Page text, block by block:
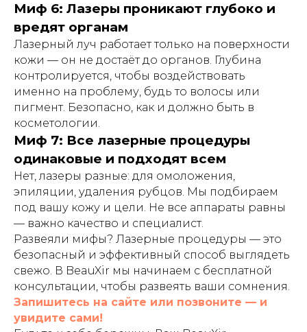
Миф 6: Лазеры проникают глубоко и
вредят органам
Лазерный луч работает только на поверхности
кожи — он не достаёт до органов. Глубина
контролируется, чтобы воздействовать
именно на проблему, будь то волосы или
пигмент. Безопасно, как и должно быть в
косметологии.
Миф 7: Все лазерные процедуры
одинаковые и подходят всем
Нет, лазеры разные: для омоложения,
эпиляции, удаления рубцов. Мы подбираем
под вашу кожу и цели. Не все аппараты равны
— важно качество и специалист.
Развеяли мифы? Лазерные процедуры — это
безопасный и эффективный способ выглядеть
свежо. В BeauXir мы начинаем с бесплатной
консультации, чтобы развеять ваши сомнения.
Запишитесь на сайте или позвоните — и
увидите сами!